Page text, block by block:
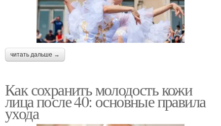
читать дальше →
Как сохранить молодость кожи
лица после 40: основные правила
ухода